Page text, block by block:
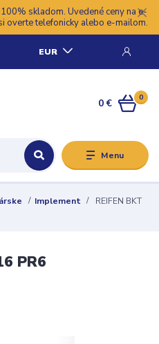
skladom. Uvedené ceny na e-
overte telefonicky alebo e-mailom.
Menu
EUR
0
0 €
Implement
REIFEN BKT
PR6